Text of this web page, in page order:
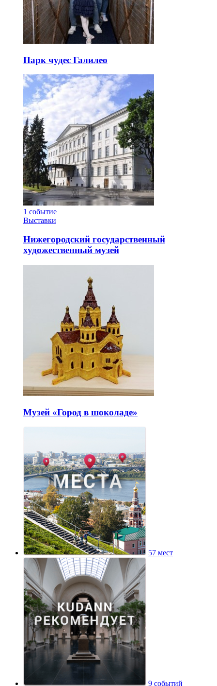
Парк чудес Галилео
1 событие
Выставки
Нижегородский государственный
художественный музей
Музей «Город в шоколаде»
57 мест
9 событий